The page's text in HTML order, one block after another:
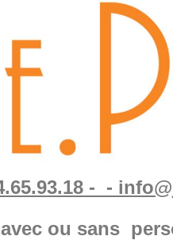
- -
ou sans